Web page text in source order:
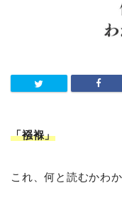
「襁褓」
これ、何と読むかわ